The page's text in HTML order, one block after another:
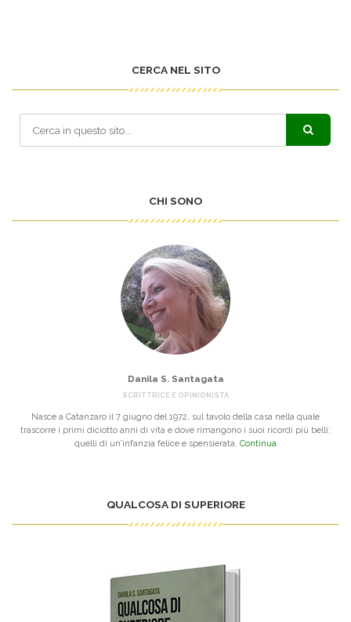
CERCA NEL SITO
CHI SONO
Danila S. Santagata
SCRITTRICE E OPINIONISTA
Nasce a Catanzaro il 7 giugno del 1972, sul tavolo della casa nella quale
trascorre i primi diciotto anni di vita e dove rimangono i suoi ricordi più belli:
quelli di un’infanzia felice e spensierata. Continua
QUALCOSA DI SUPERIORE